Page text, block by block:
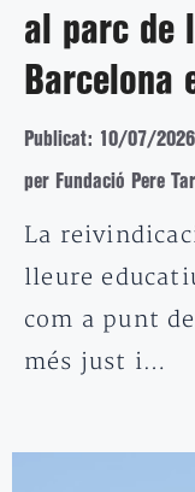
al parc de
Barcelona
Publicat: 10/07/
per Fundació Pere
La
lleure
com a punt
més just i…